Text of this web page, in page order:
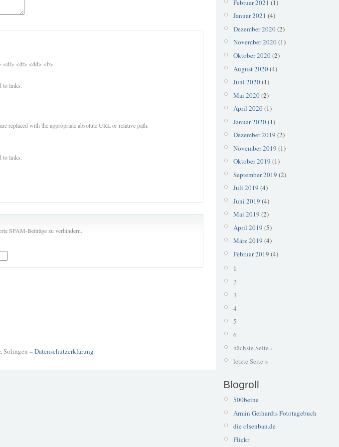
<dl> <dt> <dd> <b>
to links.
replaced with the appropriate absolute URL or relative path.
to links.
SPAM-Beiträge zu verhindern.
, Solingen –Datenschutzerklärung
Februar 2021 (1)
Januar 2021 (4)
Dezember 2020(2)
November 2020(1)
Oktober 2020(2)
August 2020(4)
Juni 2020(1)
Mai 2020(2)
April 2020(1)
Januar 2020(1)
Dezember 2019 (2)
November 2019 (1)
Oktober 2019 (1)
September 2019 (2)
Juli 2019 (4)
Juni 2019 (4)
Mai 2019 (2)
April 2019 (5)
März 2019 (4)
Februar 2019 (4)
1
2
3
4
5
6
nächste Seite ›
letzte Seite »
Blogroll
500beine
Armin Gerhardts Fototagebuch
die olsenban.de
Flickr